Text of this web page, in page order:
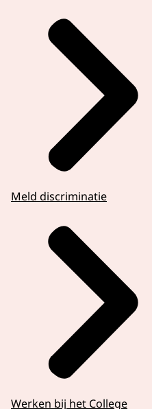
Meld discriminatie
Werken bij het College